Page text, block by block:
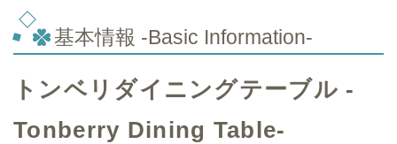
基本情報 -Basic Information-
トンベリダイニングテーブル -
Tonberry Dining Table-